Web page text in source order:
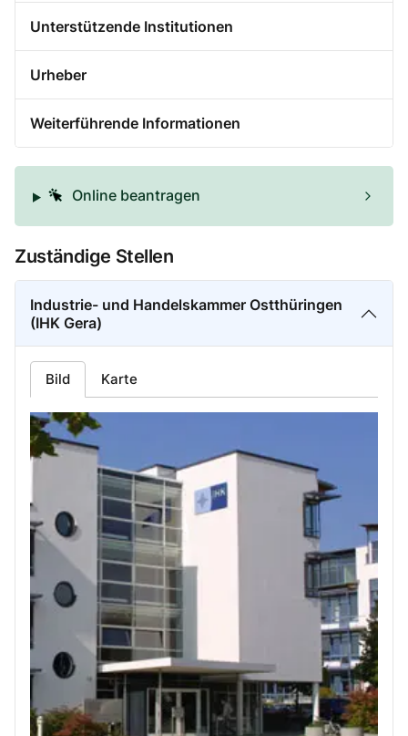
Unterstützende Institutionen
Urheber
Weiterführende Informationen
Online beantragen
Zuständige Stellen
Industrie- und Handelskammer Ostthüringen
(IHK Gera)
Bild Karte